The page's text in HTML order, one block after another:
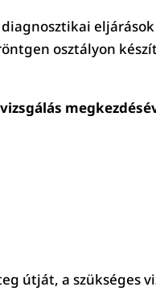
eljárások
osztályon
útját, a szükséges